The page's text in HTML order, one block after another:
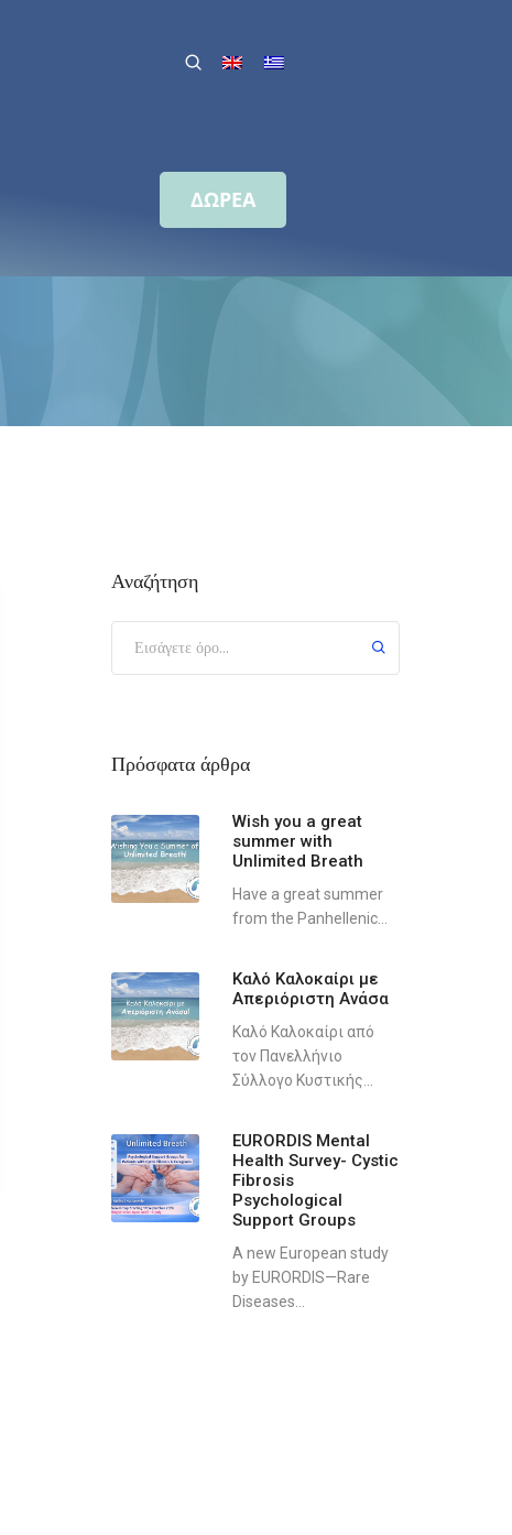
ΔΩΡΕΑ
Αναζήτηση
Πρόσφατα άρθρα
Wish you a great
summer with
Unlimited Breath
Have a great summer
from the Panhellenic...
Καλό Καλοκαίρι με
Απεριόριστη Ανάσα
Καλό Καλοκαίρι από
τον Πανελλήνιο
Σύλλογο Κυστικής...
EURORDIS Mental
Health Survey- Cystic
Fibrosis
Psychological
Support Groups
A new European study
by EURORDIS—Rare
Diseases...